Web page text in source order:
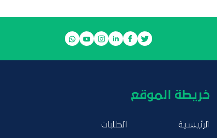
خريطة الموقع
الرئيسية الطلبات